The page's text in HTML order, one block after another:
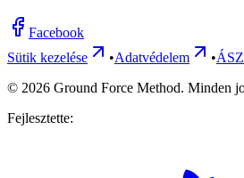
Facebook
Sütik kezelése
•Adatvédelem •
© 2026 Ground Force Method. Minden
Fejlesztette: